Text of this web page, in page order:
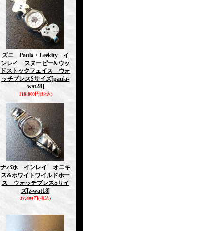
ズニ Paula・Leekity イ
ンレイ スヌーピー&ウッ
ドストックフェイス ウォ
ッチブレスSサイズ[paula-
wat28]
110,000円(税込)
ナバホ インレイ オニキ
ス&ホワイトワイルドホー
ス ウォッチブレスSサイ
ズ[z-wat18]
37,400円(税込)